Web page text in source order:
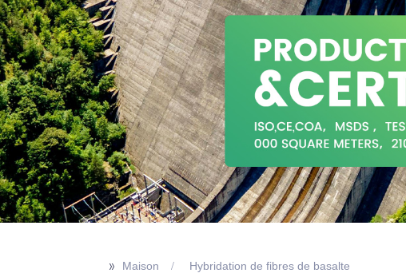
>> Maison Hybridation de fibres de basalte